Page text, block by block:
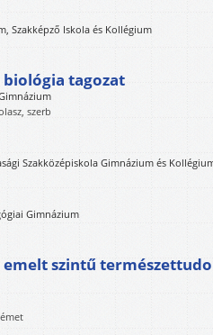
Szakképző Iskola és Kollégium
tagozat
szerb
Szakközépiskola Gimnázium és
Gimnázium
szintű